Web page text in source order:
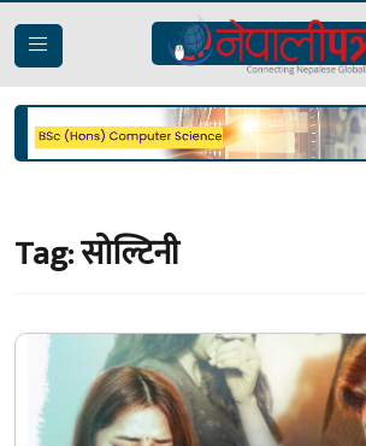
Tag:सोल्टिनी